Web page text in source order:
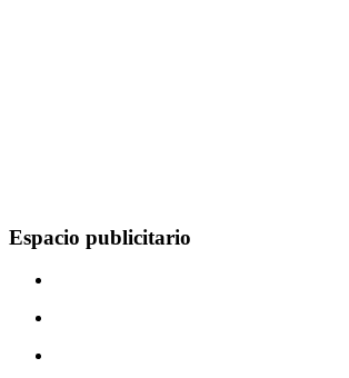
Espacio publicitario